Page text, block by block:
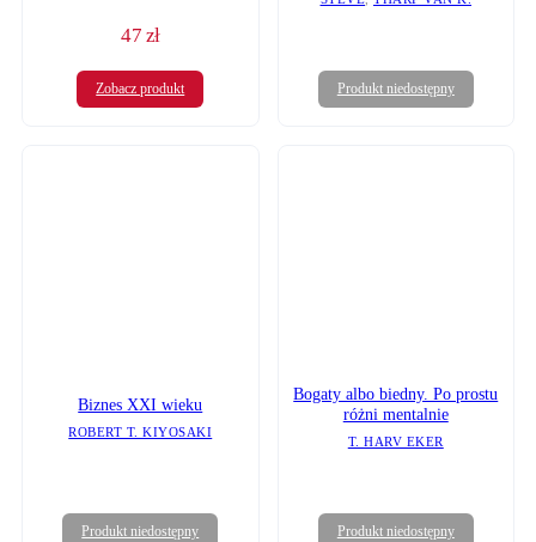
47 zł
Zobacz produkt Produkt niedostępny
Biznes XXI wieku
ROBERT T. KIYOSAKI
Produkt niedostępny
Bogaty albo biedny. Po prostu
różni mentalnie
T. HARV EKER
Produkt niedostępny